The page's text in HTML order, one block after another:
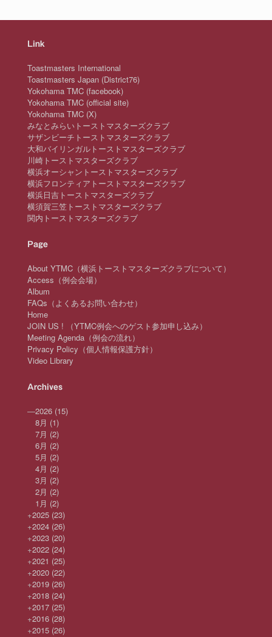
Link
Toastmasters International
Toastmasters Japan (District76)
Yokohama TMC (facebook)
Yokohama TMC (official site)
Yokohama TMC (X)
みなとみらいトーストマスターズクラブ
サザンビーチトーストマスターズクラブ
大和バイリンガルトーストマスターズクラブ
川崎トーストマスターズクラブ
横浜オーシャントーストマスターズクラブ
横浜フロンティアトーストマスターズクラブ
横浜日吉トーストマスターズクラブ
横須賀三笠トーストマスターズクラブ
関内トーストマスターズクラブ
Page
About YTMC（横浜トーストマスターズクラブについて）
Access（例会会場）
Album
FAQs（よくあるお問い合わせ）
Home
JOIN US ! （YTMC例会へのゲスト参加申し込み）
Meeting Agenda（例会の流れ）
Privacy Policy（個人情報保護方針）
Video Library
Archives
—2026 (15)
8月 (1)
7月 (2)
6月 (2)
5月 (2)
4月 (2)
3月 (2)
2月 (2)
1月 (2)
+2025 (23)
+2024 (26)
+2023 (20)
+2022 (24)
+2021 (25)
+2020 (22)
+2019 (26)
+2018 (24)
+2017 (25)
+2016 (28)
+2015 (26)